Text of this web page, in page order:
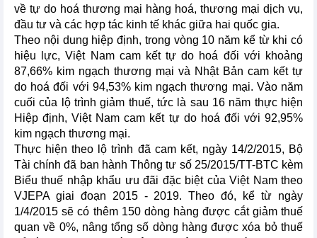
về tự do hoá thương mại hàng hoá, thương mại dịch vụ,
đầu tư và các hợp tác kinh tế khác giữa hai quốc gia.
Theo nội dung hiệp định, trong vòng 10 năm kể từ khi có
hiệu lực, Việt Nam cam kết tự do hoá đối với khoảng
87,66% kim ngạch thương mại và Nhật Bản cam kết tự
do hoá đối với 94,53% kim ngạch thương mại. Vào năm
cuối của lộ trình giảm thuế, tức là sau 16 năm thực hiện
Hiệp định, Việt Nam cam kết tự do hoá đối với 92,95%
kim ngạch thương mại.
Thực hiện theo lộ trình đã cam kết, ngày 14/2/2015, Bộ
Tài chính đã ban hành Thông tư số 25/2015/TT-BTC kèm
Biểu thuế nhập khẩu ưu đãi đặc biệt của Việt Nam theo
VJEPA giai đoạn 2015 - 2019. Theo đó, kể từ ngày
1/4/2015 sẽ có thêm 150 dòng hàng được cắt giảm thuế
quan về 0%, nâng tổng số dòng hàng được xóa bỏ thuế